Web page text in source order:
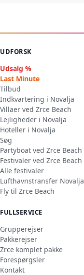
UDFORSK
Udsalg %
Last Minute
Tilbud
Indkvartering i Novalja
Villaer ved Zrce Beach
Lejligheder i Novalja
Hoteller i Novalja
Søg
Partyboat ved Zrce Beach
Festivaler ved Zrce Beach
Alle festivaler
Lufthavnstransfer Novalja
Fly til Zrce Beach
FULLSERVICE
Grupperejser
Pakkerejser
Zrce komplet pakke
Forespørgsler
Kontakt